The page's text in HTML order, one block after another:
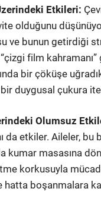
Etkileri:
olduğunu
ve bunun getirdiği
film
bir çöküşe
duygusal çukura
Olumsuz
da etkiler. Aileler,
kumar masasına
korkusuyla
hatta boşanmalara